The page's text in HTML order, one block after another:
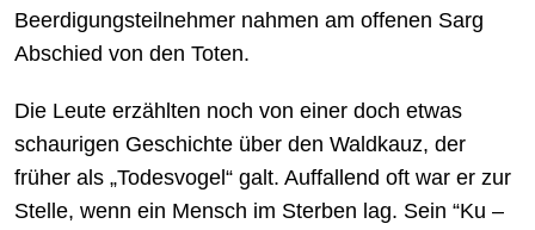
Beerdigungsteilnehmer nahmen am offenen Sarg
Abschied von den Toten.
Die Leute erzählten noch von einer doch etwas
schaurigen Geschichte über den Waldkauz, der
früher als „Todesvogel“ galt. Auffallend oft war er zur
Stelle, wenn ein Mensch im Sterben lag. Sein “Ku –